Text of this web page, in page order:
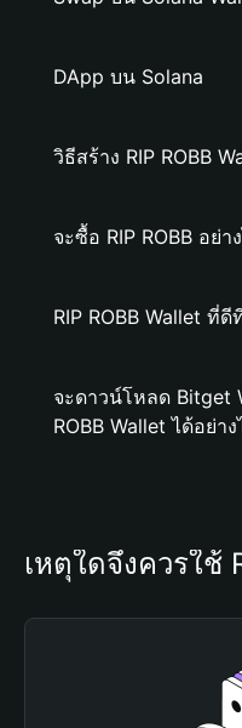
DApp บน Solana
วิธีสร้าง RIP ROBB
จะซื้อ RIP ROBB อย่า
RIP ROBB Wallet ที่
จะดาวน์โหลด Bitget
ROBB Wallet ได้อย่าง
เหตุใดจึงควรใช้